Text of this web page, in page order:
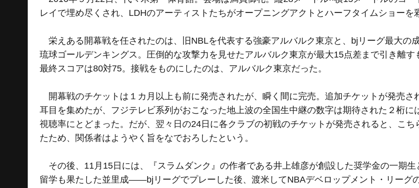
レイで埋め尽くされ、LDHのアーティストたちがオープニングアクトとハーフタイムショーを
栄えある開幕戦を任されたのは、旧NBLを代表する強豪アルバルク東京と、bjリーグ最大の
琉球ゴールデンキングス。圧倒的な攻撃力を見せたアルバルク東京が最大15点差まで引き離す
最終スコアは80対75。接戦をものにしたのは、アルバルク東京だった。
開幕戦のチケットは１カ月以上も前に発売されたが、瞬く間に完売。追加チケットが発売さ
耳目を集めたが、フジテレビ系列がおこなった地上波の全国生中継の数字は期待された２桁に
視聴率にとどまった。だが、翌々日の24日に各クラブの初戦のチケットが発売されると、こち
たため、関係者はようやく旨をなでおろしたという。
その後、11月15日には、『スラムダンク』の作者である井上雄彦が創設した奨学金の一期生
留学も果たした並里成——bjリーグでプレーした後、渡米してNBAデベロップメント・リーグ